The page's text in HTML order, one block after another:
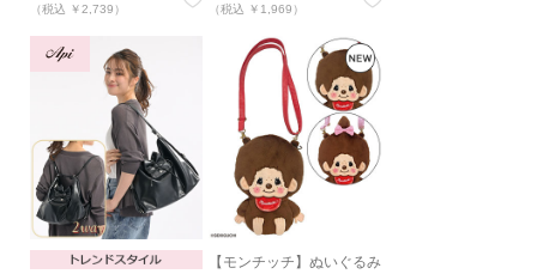
（税込 ￥2,739）
（税込 ￥1,969）
【モンチッチ】ぬいぐるみ